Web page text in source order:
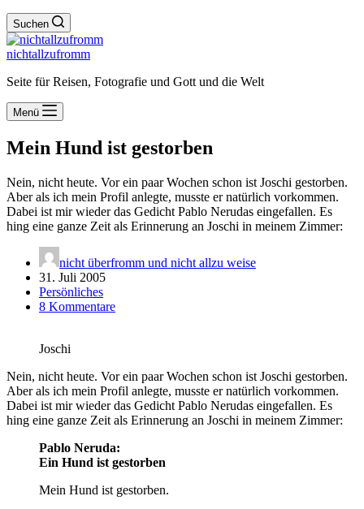
Suchen
nichtallzufromm
Seite für Reisen, Fotografie und Gott und die Welt
Menü
Mein Hund ist gestorben
Nein, nicht heute. Vor ein paar Wochen schon ist Joschi gestorben.
Aber als ich mein Profil anlegte, musste er natürlich vorkommen.
Dabei ist mir wieder das Gedicht Pablo Nerudas eingefallen. Es
hing eine ganze Zeit als Erinnerung an Joschi in meinem Zimmer:
nicht überfromm und nicht allzu weise
31. Juli 2005
Persönliches
8 Kommentare
Joschi
Nein, nicht heute. Vor ein paar Wochen schon ist Joschi gestorben.
Aber als ich mein Profil anlegte, musste er natürlich vorkommen.
Dabei ist mir wieder das Gedicht Pablo Nerudas eingefallen. Es
hing eine ganze Zeit als Erinnerung an Joschi in meinem Zimmer:
Pablo Neruda:
Ein Hund ist gestorben
Mein Hund ist gestorben.